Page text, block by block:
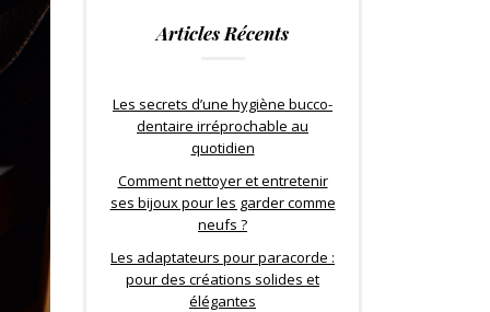
Articles Récents
Les secrets d’une hygiène bucco-
dentaire irréprochable au
quotidien
Comment nettoyer et entretenir
ses bijoux pour les garder comme
neufs ?
Les adaptateurs pour paracorde :
pour des créations solides et
élégantes